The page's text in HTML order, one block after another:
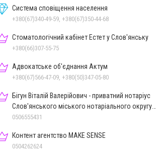
Система сповіщення населення
+380(67)340-49-59, +380(67)350-44-68
Стоматологічний кабінет Естет у Слов'янську
+380(66)307-55-75
Адвокатське об'єднання Актум
+380(67)566-47-09, +380(50)347-05-80
Бігун Віталій Валерійович - приватний нотаріус
Слов'янського міського нотаріального округу
Дон.обл.
0506555431
Контент агентство MAKE SENSE
0504262624